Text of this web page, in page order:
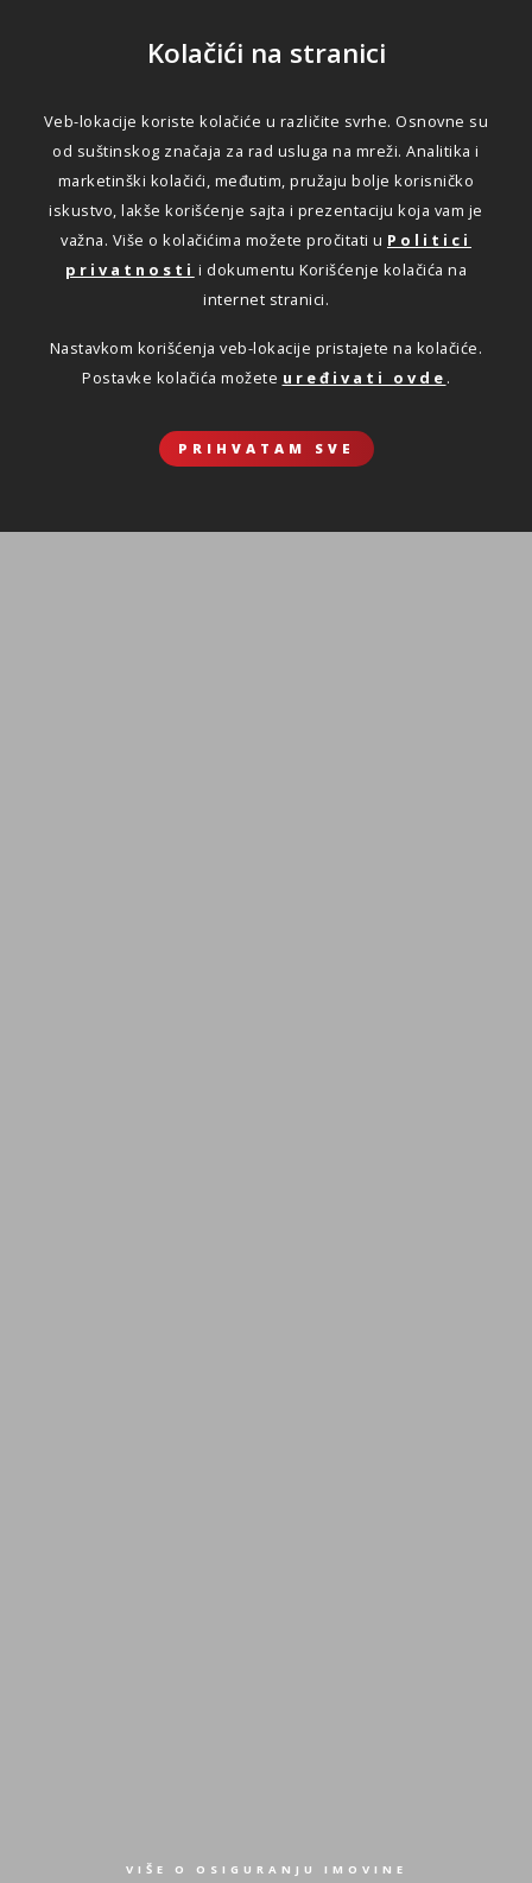
Kolačići na stranici
Veb-lokacije koriste kolačiće u različite svrhe. Osnovne su
od suštinskog značaja za rad usluga na mreži. Analitika i
marketinški kolačići, međutim, pružaju bolje korisničko
iskustvo, lakše korišćenje sajta i prezentaciju koja vam je
važna. Više o kolačićima možete pročitati u Politici
privatnosti i dokumentu Korišćenje kolačića na
internet stranici.
Nastavkom korišćenja veb-lokacije pristajete na kolačiće.
Postavke kolačića možete uređivati ovde .
PRIHVATAM SVE
VIŠE O OSIGURANJU IMOVINE